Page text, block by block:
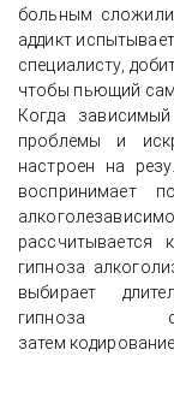
больным
аддикт
специалисту,
чтобы пьющий сам
Когда
проблемы и
настроен на
воспринимает
рассчитывается
гипноза
выбирает
гипноза
затем